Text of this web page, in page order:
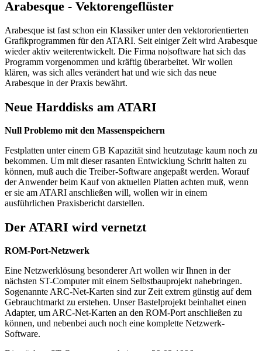
Arabesque - Vektorengeflüster
Arabesque ist fast schon ein Klassiker unter den vektororientierten
Grafikprogrammen für den ATARI. Seit einiger Zeit wird Arabesque
wieder aktiv weiterentwickelt. Die Firma no|software hat sich das
Programm vorgenommen und kräftig überarbeitet. Wir wollen
klären, was sich alles verändert hat und wie sich das neue
Arabesque in der Praxis bewährt.
Neue Harddisks am ATARI
Null Problemo mit den Massenspeichern
Festplatten unter einem GB Kapazität sind heutzutage kaum noch zu
bekommen. Um mit dieser rasanten Entwicklung Schritt halten zu
können, muß auch die Treiber-Software angepaßt werden. Worauf
der Anwender beim Kauf von aktuellen Platten achten muß, wenn
er sie am ATARI anschließen will, wollen wir in einem
ausführlichen Praxisbericht darstellen.
Der ATARI wird vernetzt
ROM-Port-Netzwerk
Eine Netzwerklösung besonderer Art wollen wir Ihnen in der
nächsten ST-Computer mit einem Selbstbauprojekt nahebringen.
Sogenannte ARC-Net-Karten sind zur Zeit extrem günstig auf dem
Gebrauchtmarkt zu erstehen. Unser Bastelprojekt beinhaltet einen
Adapter, um ARC-Net-Karten an den ROM-Port anschließen zu
können, und nebenbei auch noch eine komplette Netzwerk-
Software.